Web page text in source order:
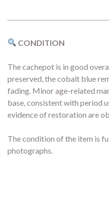
CONDITION
The cachepot is in good
preserved, the cobalt blue
fading. Minor age-related
base, consistent with period
evidence of restoration are
The condition of the item is
photographs.